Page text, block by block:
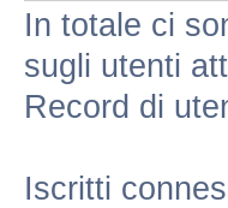
In totale ci
sugli utenti
Record di
Iscritti